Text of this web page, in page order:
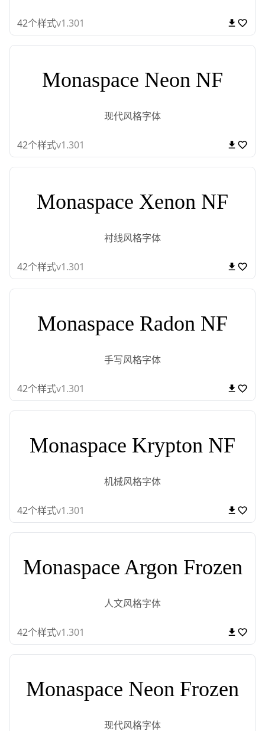
42个样式v1.301
Monaspace Neon NF
现代风格字体
42个样式v1.301
Monaspace Xenon NF
衬线风格字体
42个样式v1.301
Monaspace Radon NF
手写风格字体
42个样式v1.301
Monaspace Krypton NF
机械风格字体
42个样式v1.301
Monaspace Argon Frozen
人文风格字体
42个样式v1.301
Monaspace Neon Frozen
现代风格字体